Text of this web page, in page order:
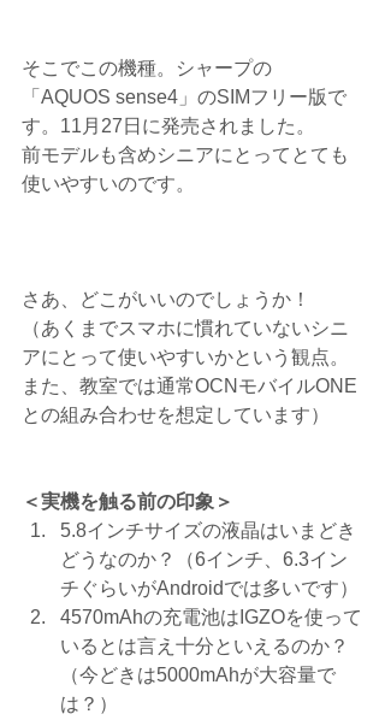
そこでこの機種。シャープの
「AQUOS sense4」のSIMフリー版で
す。11月27日に発売されました。
前モデルも含めシニアにとってとても
使いやすいのです。
さあ、どこがいいのでしょうか！
（あくまでスマホに慣れていないシニ
アにとって使いやすいかという観点。
また、教室では通常OCNモバイルONE
との組み合わせを想定しています）
＜実機を触る前の印象＞
5.8インチサイズの液晶はいまどき
どうなのか？（6インチ、6.3イン
チぐらいがAndroidでは多いです）
4570mAhの充電池はIGZOを使って
いるとは言え十分といえるのか？
（今どきは5000mAhが大容量で
は？）